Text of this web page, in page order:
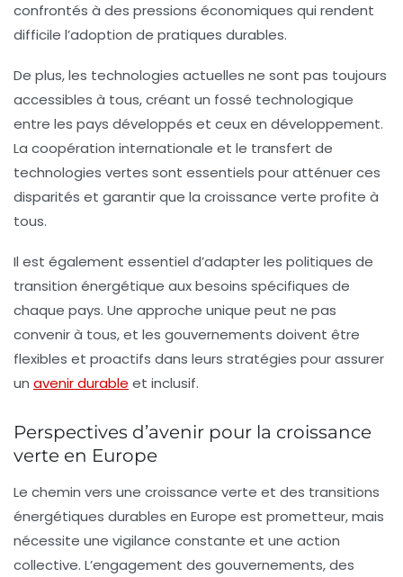
confrontés à des pressions économiques qui rendent
difficile l’adoption de pratiques durables.
De plus, les technologies actuelles ne sont pas toujours
accessibles à tous, créant un fossé technologique
entre les pays développés et ceux en développement.
La coopération internationale et le transfert de
technologies vertes sont essentiels pour atténuer ces
disparités et garantir que la croissance verte profite à
tous.
Il est également essentiel d’adapter les politiques de
transition énergétique aux besoins spécifiques de
chaque pays. Une approche unique peut ne pas
convenir à tous, et les gouvernements doivent être
flexibles et proactifs dans leurs stratégies pour assurer
un avenir durable et inclusif.
Perspectives d’avenir pour la croissance
verte en Europe
Le chemin vers une croissance verte et des transitions
énergétiques durables en Europe est prometteur, mais
nécessite une vigilance constante et une action
collective. L’engagement des gouvernements, des